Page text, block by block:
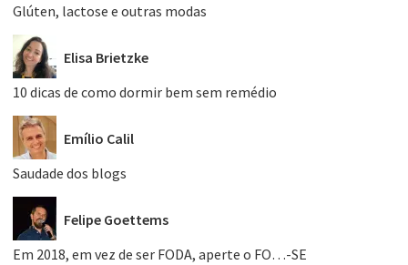
Glúten, lactose e outras modas
Elisa Brietzke
10 dicas de como dormir bem sem remédio
Emílio Calil
Saudade dos blogs
Felipe Goettems
Em 2018, em vez de ser FODA, aperte o FO…-SE